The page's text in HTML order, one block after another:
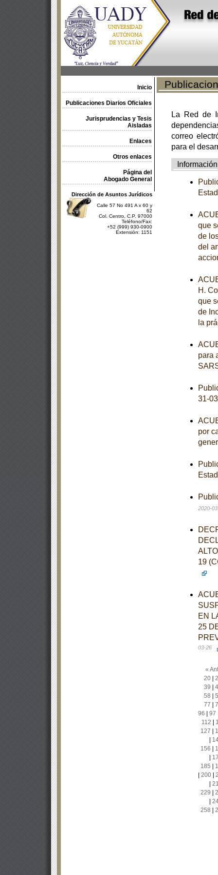
Inicio
Publicaciones Diarios Oficiales
Jurisprudencias y Tesis
Aisladas
Enlaces
Otros enlaces
Página del
Abogado General
Dirección de Asuntos Jurídicos
Calle 57 No 491 A x 60 y
62
Col. Centro, C.P. 97000
Teléfono/Fax:
+52 (999) 930-0900
Extensión: 1151
La Red de
correo
para el
Información
que
de
del
H.
que
de
la
para
31-
por
2020-
19
EN
25
03-26
«
20|
39
58
77
96
97
112
127
156
185
200|
229
258